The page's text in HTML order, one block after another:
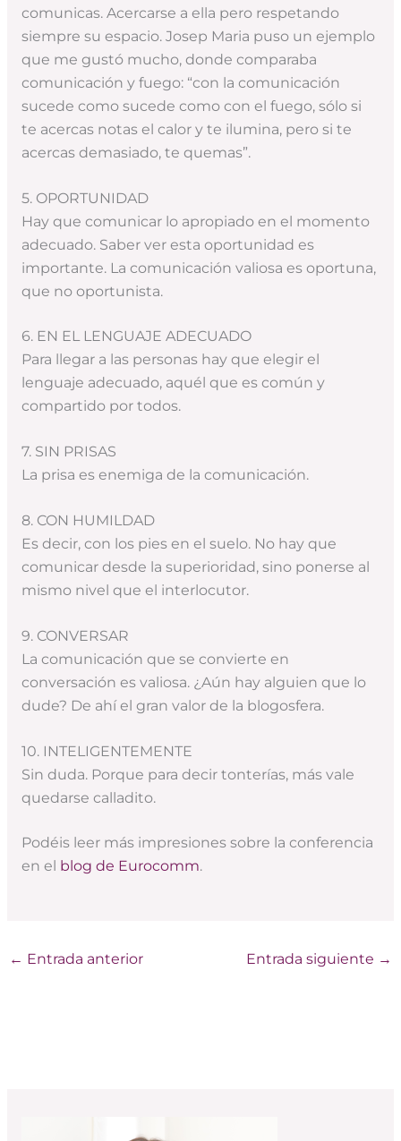
comunicas. Acercarse a ella pero respetando
siempre su espacio. Josep Maria puso un ejemplo
que me gustó mucho, donde comparaba
comunicación y fuego: “con la comunicación
sucede como sucede como con el fuego, sólo si
te acercas notas el calor y te ilumina, pero si te
acercas demasiado, te quemas”.
5. OPORTUNIDAD
Hay que comunicar lo apropiado en el momento
adecuado. Saber ver esta oportunidad es
importante. La comunicación valiosa es oportuna,
que no oportunista.
6. EN EL LENGUAJE ADECUADO
Para llegar a las personas hay que elegir el
lenguaje adecuado, aquél que es común y
compartido por todos.
7. SIN PRISAS
La prisa es enemiga de la comunicación.
8. CON HUMILDAD
Es decir, con los pies en el suelo. No hay que
comunicar desde la superioridad, sino ponerse al
mismo nivel que el interlocutor.
9. CONVERSAR
La comunicación que se convierte en
conversación es valiosa. ¿Aún hay alguien que lo
dude? De ahí el gran valor de la blogosfera.
10. INTELIGENTEMENTE
Sin duda. Porque para decir tonterías, más vale
quedarse calladito.
Podéis leer más impresiones sobre la conferencia
en el blog de Eurocomm.
← Entrada anterior Entrada siguiente →